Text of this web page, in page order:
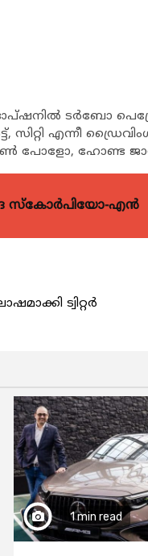
ടർബോ
സിറ്റി എന്നീ
ഹോണ്ട ജാസ്
സ്കോർപിയോ-എൻ
ട്വിറ്റർ
1 min read